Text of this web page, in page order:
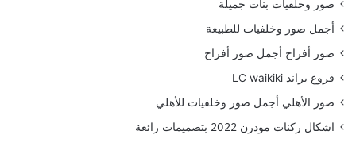
صور وخلفيات بنات جميلة
أجمل صور وخلفيات للطبيعة
صور أفراح أجمل صور أفراح
فروع براند LC waikiki
صور الأهلي أجمل صور وخلفيات للأهلي
اشكال ركنات مودرن 2022 بتصميمات رائعة